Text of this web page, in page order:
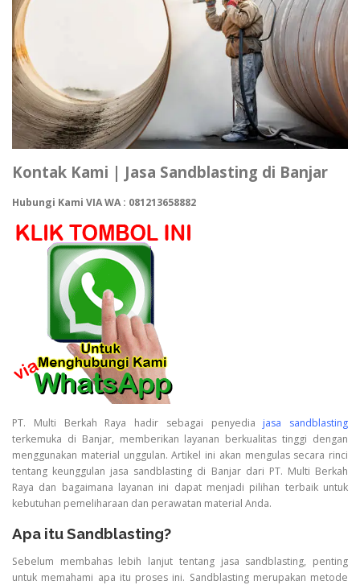
Kontak Kami | Jasa Sandblasting di Banjar
Hubungi Kami VIA WA : 081213658882
PT. Multi Berkah Raya hadir sebagai penyedia jasa sandblasting
terkemuka di Banjar, memberikan layanan berkualitas tinggi dengan
menggunakan material unggulan. Artikel ini akan mengulas secara rinci
tentang keunggulan jasa sandblasting di Banjar dari PT. Multi Berkah
Raya dan bagaimana layanan ini dapat menjadi pilihan terbaik untuk
kebutuhan pemeliharaan dan perawatan material Anda.
Apa itu Sandblasting?
Sebelum membahas lebih lanjut tentang jasa sandblasting, penting
untuk memahami apa itu proses ini. Sandblasting merupakan metode